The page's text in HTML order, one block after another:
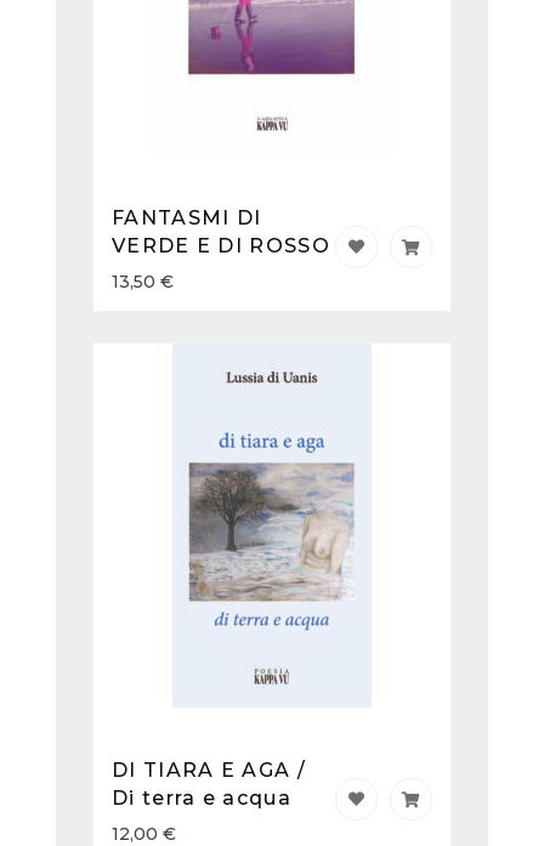
FANTASMI DI
VERDE E DI ROSSO
13,50 €
DI TIARA E AGA /
Di terra e acqua
12,00 €